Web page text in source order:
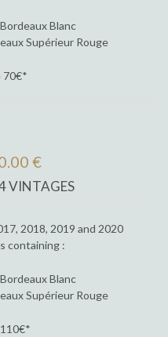
Blanc
Supérieur Rouge
70€*
€
VINTAGES
2018, 2019 and 2020
containing :
Blanc
Supérieur Rouge